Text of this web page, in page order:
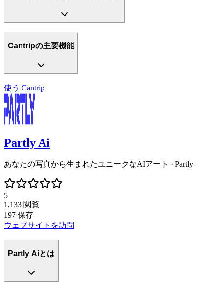
Cantripの主要機能
使う Cantrip
Partly Ai
あなたの写真から生まれたユニークなAIアート · Partly
5
1,133 閲覧
197 保存
ウェブサイトを訪問
Partly Aiとは